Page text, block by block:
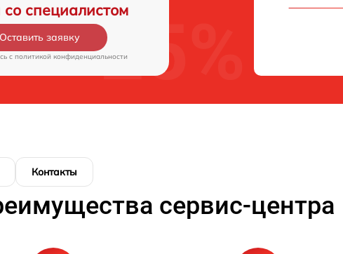
со специалистом
Оставить заявку
c политикой конфиденциальности
Контакты
сервис-центра